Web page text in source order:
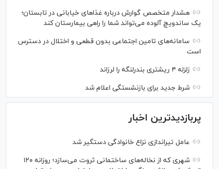
هشدار متخصص گوارش درباره غذا‌های خیابانی در تابستان؛
یک ساندویچ آلوده می‌تواند شما را راهی بیمارستان کند
سامانه‌های تامین اجتماعی بدون قطعی و اختلال در دسترس
است
زلزله ۴ ریشتری بندرلنگه را لرزاند
شرط جدید برای بازنشستگی اعلام شد
پربازدیدترین اخبار
عامل تیراندازی نزاع خانوادگی دستگیر شد
شهری که از نخاله‌های ساختمانی ثروت می‌سازد؛ روزانه ۱۲۰